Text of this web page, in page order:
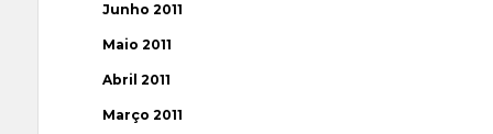
Junho 2011
Maio 2011
Abril 2011
Março 2011